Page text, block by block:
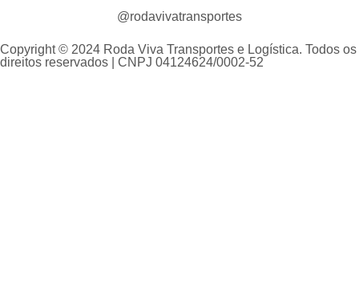
@rodavivatransportes
Copyright © 2024 Roda Viva Transportes e Logística. Todos os
direitos reservados | CNPJ 04124624/0002-52